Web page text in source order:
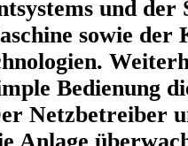
und der
sowie der
Bedienung
Netzbetreiber